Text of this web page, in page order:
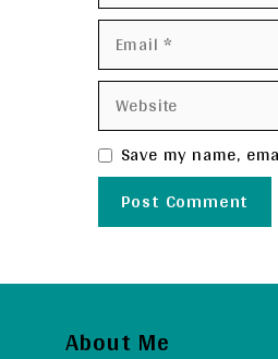
Email
Website
Save my name,
About Me